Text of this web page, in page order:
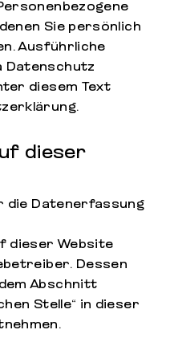
Sie persönlich
Ausführliche
Datenschutz
diesem Text
dieser
Datenerfassung
dieser Website
Dessen
Abschnitt
Stelle“ in dieser